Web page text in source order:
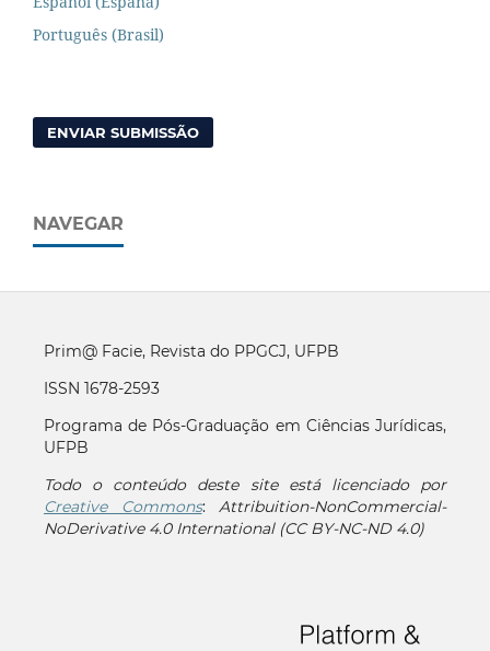
Português (Brasil)
ENVIAR SUBMISSÃO
NAVEGAR
Prim@ Facie, Revista do PPGCJ, UFPB
ISSN 1678-2593
Programa de Pós-Graduação em Ciências Jurídicas,
UFPB
Todo o conteúdo deste site está licenciado por
Creative Commons:Attribuition-NonCommercial-
NoDerivative 4.0 International (CC BY-NC-ND 4.0)